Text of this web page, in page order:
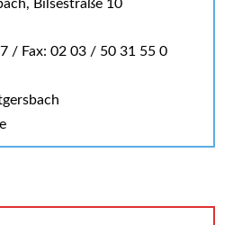
Bilsestraße 10
/ Fax: 02 03 / 50 31 55 0